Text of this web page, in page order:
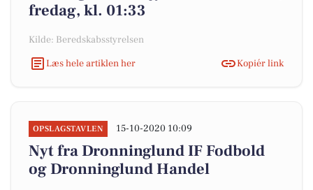
fredag, kl. 01:33
Kilde: Beredskabsstyrelsen
Læs hele artiklen her
Kopiér link
OPSLAGSTAVLEN 15-10-2020 10:09
Nyt fra Dronninglund IF Fodbold
og Dronninglund Handel